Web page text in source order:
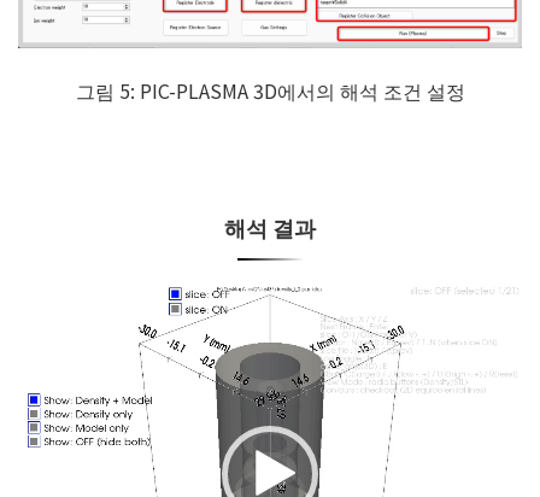
그림 5: PIC-PLASMA 3D에서의 해석 조건 설정
해석 결과
플
레
이